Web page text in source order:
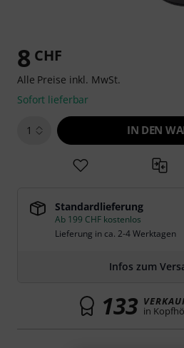
8 CHF
Alle Preise inkl. MwSt.
Sofort lieferbar
1 IN DEN
Standardlieferung
Ab 199 CHF kostenlos
Lieferung in ca. 2-4 Werktagen
Infos zum
133 in